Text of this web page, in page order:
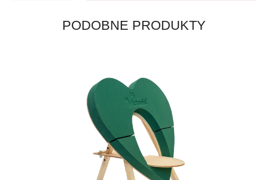
PODOBNE PRODUKTY